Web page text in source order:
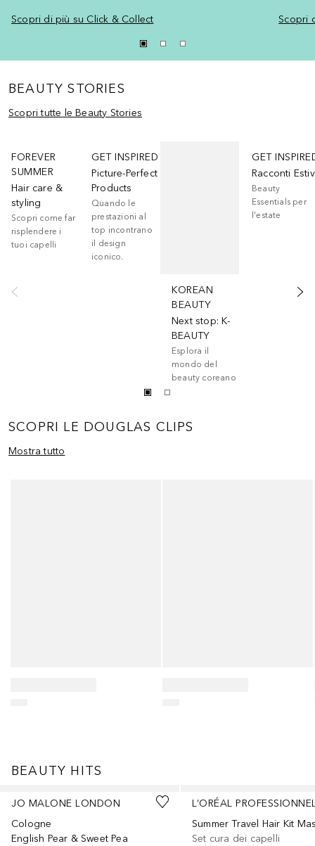
Scopri di più su Click & Collect Scopri
BEAUTY STORIES
Scopri tutte le Beauty Stories
FOREVER
SUMMER
Hair care &
styling
Scopri come far
risplendere i
tuoi capelli
GET INSPIRED
Picture-Perfect
Products
Quando le
prestazioni al
top incontrano
il design
iconico.
KOREAN
BEAUTY
Next stop: K-
BEAUTY
Esplora il
mondo del
beauty coreano
GET
Racconti
Beauty
Essentials per
l'estate
SCOPRI LE DOUGLAS CLIPS
Mostra tutto
BEAUTY HITS
JO MALONE LONDON
Cologne
English Pear & Sweet Pea
L’ORÉAL
Set cura dei capelli